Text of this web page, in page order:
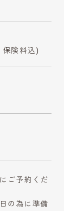
保険料込)
ご予約くだ
の為に準備